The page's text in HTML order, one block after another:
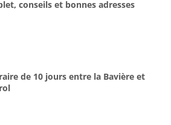
conseils et bonnes adresses
de 10 jours entre la Bavière et